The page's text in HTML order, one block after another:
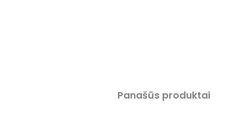
Panašūs produktai